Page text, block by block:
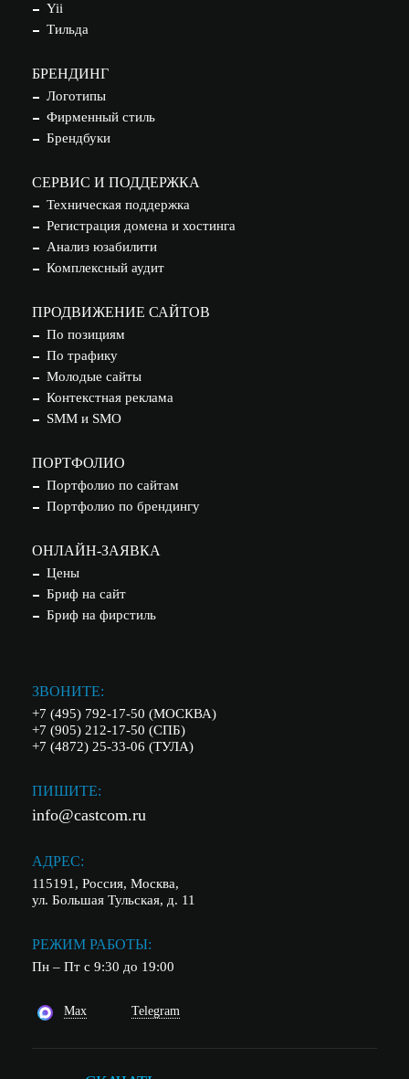
Yii
Тильда
БРЕНДИНГ
Логотипы
Фирменный стиль
Брендбуки
СЕРВИС И ПОДДЕРЖКА
Техническая поддержка
Регистрация домена и хостинга
Анализ юзабилити
Комплексный аудит
ПРОДВИЖЕНИЕ САЙТОВ
По позициям
По трафику
Молодые сайты
Контекстная реклама
SMM и SMO
ПОРТФОЛИО
Портфолио по сайтам
Портфолио по брендингу
ОНЛАЙН-ЗАЯВКА
Цены
Бриф на сайт
Бриф на фирстиль
ЗВОНИТЕ:
+7 (495) 792-17-50 (МОСКВА)
+7 (905) 212-17-50 (СПБ)
+7 (4872) 25-33-06 (ТУЛА)
ПИШИТЕ:
info@castcom.ru
АДРЕС:
115191, Россия, Москва,
ул. Большая Тульская, д. 11
РЕЖИМ РАБОТЫ:
Пн – Пт с 9:30 до 19:00
Max Telegram